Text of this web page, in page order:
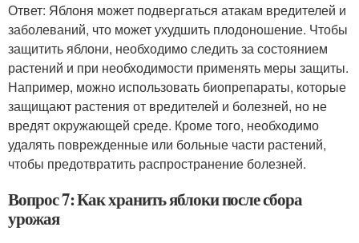
Ответ: Яблоня может подвергаться атакам вредителей и
заболеваний, что может ухудшить плодоношение. Чтобы
защитить яблони, необходимо следить за состоянием
растений и при необходимости применять меры защиты.
Например, можно использовать биопрепараты, которые
защищают растения от вредителей и болезней, но не
вредят окружающей среде. Кроме того, необходимо
удалять поврежденные или больные части растений,
чтобы предотвратить распространение болезней.
Вопрос 7: Как хранить яблоки после сбора
урожая